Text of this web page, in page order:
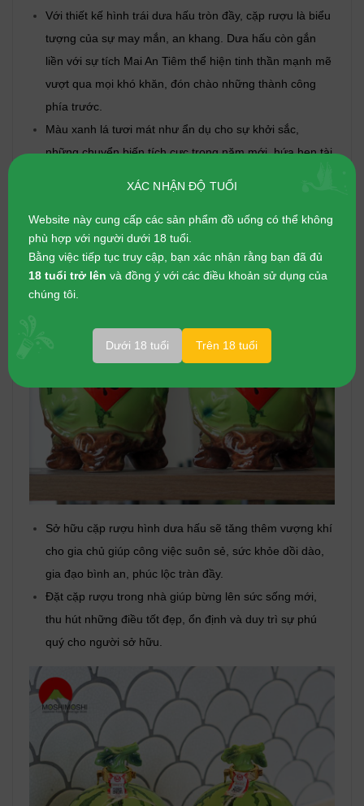
Với thiết kế hình trái dưa hấu tròn đầy, cặp rượu là biểu
tượng của sự may mắn, an khang. Dưa hấu còn gắn
liền với sự tích Mai An Tiêm thể hiện tinh thần mạnh mẽ
vượt qua mọi khó khăn, đón chào những thành công
phía trước.
Màu xanh lá tươi mát như ẩn dụ cho sự khởi sắc,
những chuyển biến tích cực trong năm mới, hứa hẹn tài
Sở hữu cặp rượu hình dưa hấu sẽ tăng thêm vượng khí
cho gia chủ giúp công việc suôn sẻ, sức khỏe dồi dào,
gia đạo bình an, phúc lộc tràn đầy.
Đặt cặp rượu trong nhà giúp bừng lên sức sống mới,
thu hút những điều tốt đẹp, ổn định và duy trì sự phú
quý cho người sở hữu.
XÁC NHẬN ĐỘ TUỔI
Website này cung cấp các sản phẩm đồ uống có thể không
phù hợp với người dưới 18 tuổi.
Bằng việc tiếp tục truy cập, bạn xác nhận rằng bạn đã đủ
18 tuổi trở lên và đồng ý với các điều khoản sử dụng của
chúng tôi.
Dưới 18 tuổi Trên 18 tuổi